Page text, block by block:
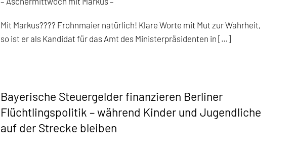
Mit Markus???? Frohnmaier natürlich! Klare Worte mit Mut zur Wahrheit,
so ist er als Kandidat für das Amt des Ministerpräsidenten in […]
Bayerische Steuergelder finanzieren Berliner
Flüchtlingspolitik – während Kinder und Jugendliche
auf der Strecke bleiben